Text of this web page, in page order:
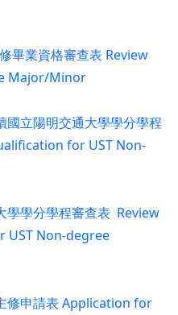
畢業資格審查表 Review
Major/Minor
國立陽明交通大學學分學程
for UST Non-
學學分學程審查表 Review
Non-degree
修申請表 Application for